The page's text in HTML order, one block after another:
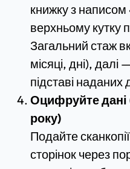
книжку з написом
верхньому кутку
Загальний стаж
місяці, дні), далі
підставі наданих
Оцифруйте дані
року)
Подайте
сторінок через